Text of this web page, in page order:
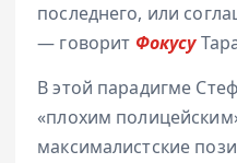
последнего, или
— говорит Фокусу
В этой парадигме
«плохим
максималистские